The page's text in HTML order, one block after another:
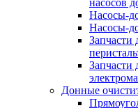
Насосы-
Насосы-
Запчасти
Запчасти
Донные